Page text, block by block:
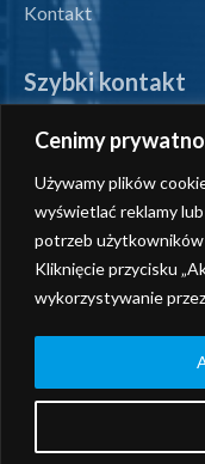
Cenimy
Używamy plików
wyświetlać reklamy
potrzeb użytkowników
Kliknięcie przycisku
wykorzystywanie
Kontakt
Szybki kontakt
fax +48 71 327
Siedziba i